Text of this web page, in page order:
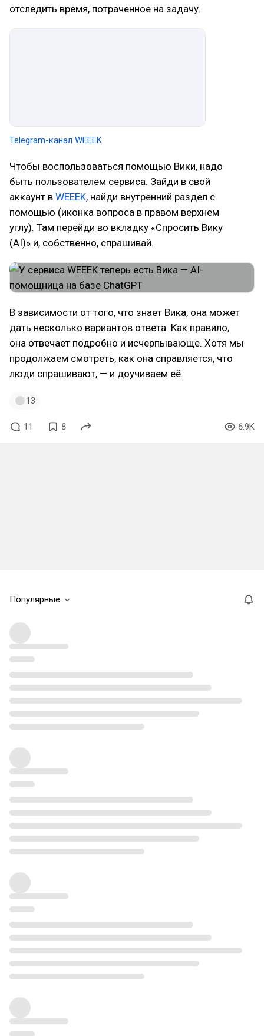
отследить время, потраченное на задачу.
Telegram-канал WEEEK
Чтобы воспользоваться помощью Вики, надо
быть пользователем сервиса. Зайди в свой
аккаунт в WEEEK, найди внутренний раздел с
помощью (иконка вопроса в правом верхнем
углу). Там перейди во вкладку «Спросить Вику
(AI)» и, собственно, спрашивай.
В зависимости от того, что знает Вика, она может
дать несколько вариантов ответа. Как правило,
она отвечает подробно и исчерпывающе. Хотя мы
продолжаем смотреть, как она справляется, что
люди спрашивают, — и доучиваем её.
13
11 8 6.9K
Популярные